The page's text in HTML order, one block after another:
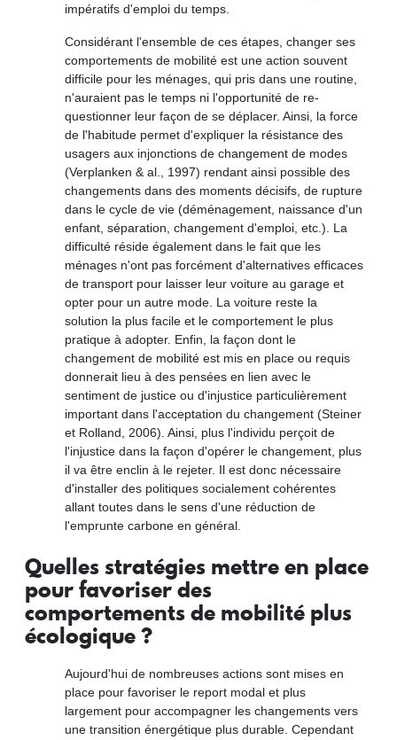
impératifs d'emploi du temps.
Considérant l'ensemble de ces étapes, changer ses
comportements de mobilité est une action souvent
difficile pour les ménages, qui pris dans une routine,
n'auraient pas le temps ni l'opportunité de re-
questionner leur façon de se déplacer. Ainsi, la force
de l'habitude permet d'expliquer la résistance des
usagers aux injonctions de changement de modes
(Verplanken & al., 1997) rendant ainsi possible des
changements dans des moments décisifs, de rupture
dans le cycle de vie (déménagement, naissance d'un
enfant, séparation, changement d'emploi, etc.). La
difficulté réside également dans le fait que les
ménages n'ont pas forcément d'alternatives efficaces
de transport pour laisser leur voiture au garage et
opter pour un autre mode. La voiture reste la
solution la plus facile et le comportement le plus
pratique à adopter. Enfin, la façon dont le
changement de mobilité est mis en place ou requis
donnerait lieu à des pensées en lien avec le
sentiment de justice ou d'injustice particulièrement
important dans l'acceptation du changement (Steiner
et Rolland, 2006). Ainsi, plus l'individu perçoit de
l'injustice dans la façon d'opérer le changement, plus
il va être enclin à le rejeter. Il est donc nécessaire
d'installer des politiques socialement cohérentes
allant toutes dans le sens d'une réduction de
l'emprunte carbone en général.
Quelles stratégies mettre en place
pour favoriser des
comportements de mobilité plus
écologique ?
Aujourd'hui de nombreuses actions sont mises en
place pour favoriser le report modal et plus
largement pour accompagner les changements vers
une transition énergétique plus durable. Cependant